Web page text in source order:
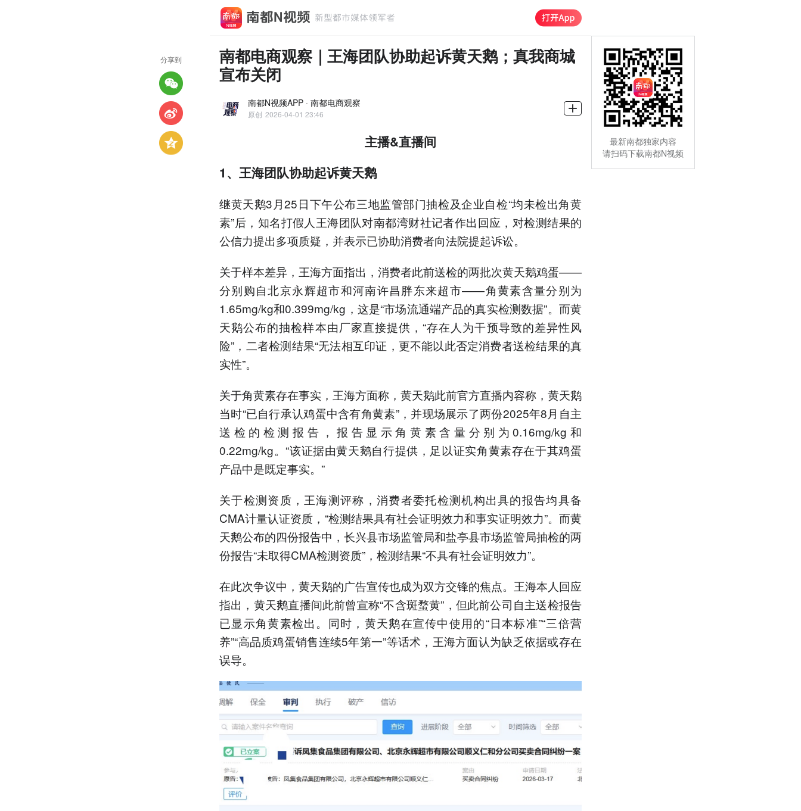
南都电商观察｜王海团队协助起诉黄天鹅；真我商城
宣布关闭
南都N视频APP · 南都电商观察
原创 2026-04-01 23:46
主播&直播间
1、王海团队协助起诉黄天鹅
继黄天鹅3月25日下午公布三地监管部门抽检及企业自检“均未检出角黄
素”后，知名打假人王海团队对南都湾财社记者作出回应，对检测结果的
公信力提出多项质疑，并表示已协助消费者向法院提起诉讼。
关于样本差异，王海方面指出，消费者此前送检的两批次黄天鹅鸡蛋——
分别购自北京永辉超市和河南许昌胖东来超市——角黄素含量分别为
1.65mg/kg和0.399mg/kg，这是“市场流通端产品的真实检测数据”。而黄
天鹅公布的抽检样本由厂家直接提供，“存在人为干预导致的差异性风
险”，二者检测结果“无法相互印证，更不能以此否定消费者送检结果的真
实性”。
关于角黄素存在事实，王海方面称，黄天鹅此前官方直播内容称，黄天鹅
当时“已自行承认鸡蛋中含有角黄素”，并现场展示了两份2025年8月自主
送检的检测报告，报告显示角黄素含量分别为0.16mg/kg和
0.22mg/kg。“该证据由黄天鹅自行提供，足以证实角黄素存在于其鸡蛋
产品中是既定事实。”
关于检测资质，王海测评称，消费者委托检测机构出具的报告均具备
CMA计量认证资质，“检测结果具有社会证明效力和事实证明效力”。而黄
天鹅公布的四份报告中，长兴县市场监管局和盐亭县市场监管局抽检的两
份报告“未取得CMA检测资质”，检测结果“不具有社会证明效力”。
在此次争议中，黄天鹅的广告宣传也成为双方交锋的焦点。王海本人回应
指出，黄天鹅直播间此前曾宣称“不含斑蝥黄”，但此前公司自主送检报告
已显示角黄素检出。同时，黄天鹅在宣传中使用的“日本标准”“三倍营
养”“高品质鸡蛋销售连续5年第一”等话术，王海方面认为缺乏依据或存在
误导。
分享到
最新南都独家内容
请扫码下载南都N视频